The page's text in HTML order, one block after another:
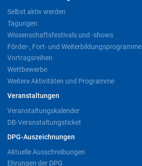
Selbst aktiv werden
Tagungen
Wissenschaftsfestivals und -shows
Förder-, Fort- und Weiterbildungsprogramme
Vortragsreihen
Wettbewerbe
Weitere Aktivitäten und Programme
Veranstaltungen
Veranstaltungskalender
DB-Veranstaltungsticket
DPG-Auszeichnungen
Aktuelle Ausschreibungen
Ehrungen der DPG